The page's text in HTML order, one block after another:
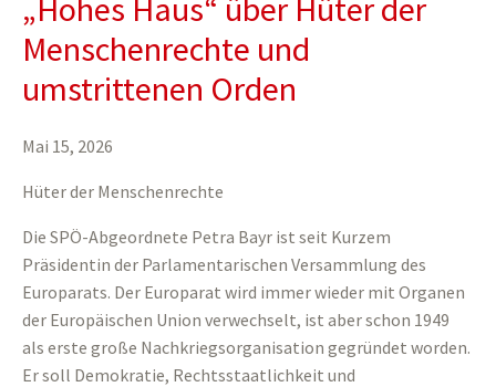
„Hohes Haus“ über Hüter der
Menschenrechte und
umstrittenen Orden
Mai 15, 2026
Hüter der Menschenrechte
Die SPÖ-Abgeordnete Petra Bayr ist seit Kurzem
Präsidentin der Parlamentarischen Versammlung des
Europarats. Der Europarat wird immer wieder mit Organen
der Europäischen Union verwechselt, ist aber schon 1949
als erste große Nachkriegsorganisation gegründet worden.
Er soll Demokratie, Rechtsstaatlichkeit und